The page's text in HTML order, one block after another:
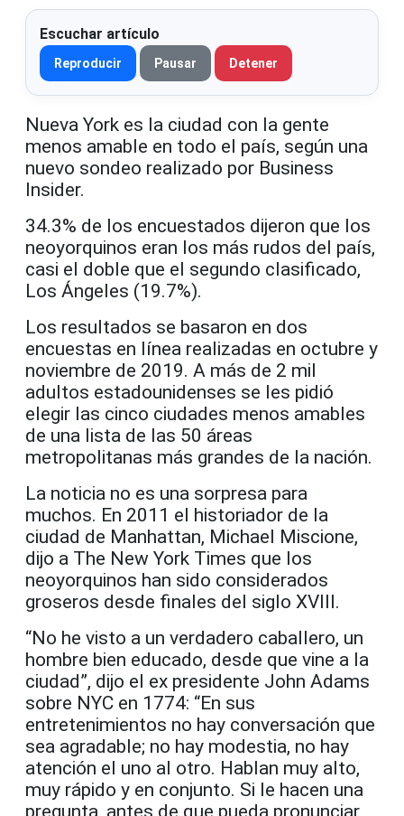
Escuchar artículo
Reproducir Pausar Detener
Nueva York es la ciudad con la gente
menos amable en todo el país, según una
nuevo sondeo realizado por Business
Insider.
34.3% de los encuestados dijeron que los
neoyorquinos eran los más rudos del país,
casi el doble que el segundo clasificado,
Los Ángeles (19.7%).
Los resultados se basaron en dos
encuestas en línea realizadas en octubre y
noviembre de 2019. A más de 2 mil
adultos estadounidenses se les pidió
elegir las cinco ciudades menos amables
de una lista de las 50 áreas
metropolitanas más grandes de la nación.
La noticia no es una sorpresa para
muchos. En 2011 el historiador de la
ciudad de Manhattan, Michael Miscione,
dijo a The New York Times que los
neoyorquinos han sido considerados
groseros desde finales del siglo XVIII.
“No he visto a un verdadero caballero, un
hombre bien educado, desde que vine a la
ciudad”, dijo el ex presidente John Adams
sobre NYC en 1774: “En sus
entretenimientos no hay conversación que
sea agradable; no hay modestia, no hay
atención el uno al otro. Hablan muy alto,
muy rápido y en conjunto. Si le hacen una
pregunta, antes de que pueda pronunciar